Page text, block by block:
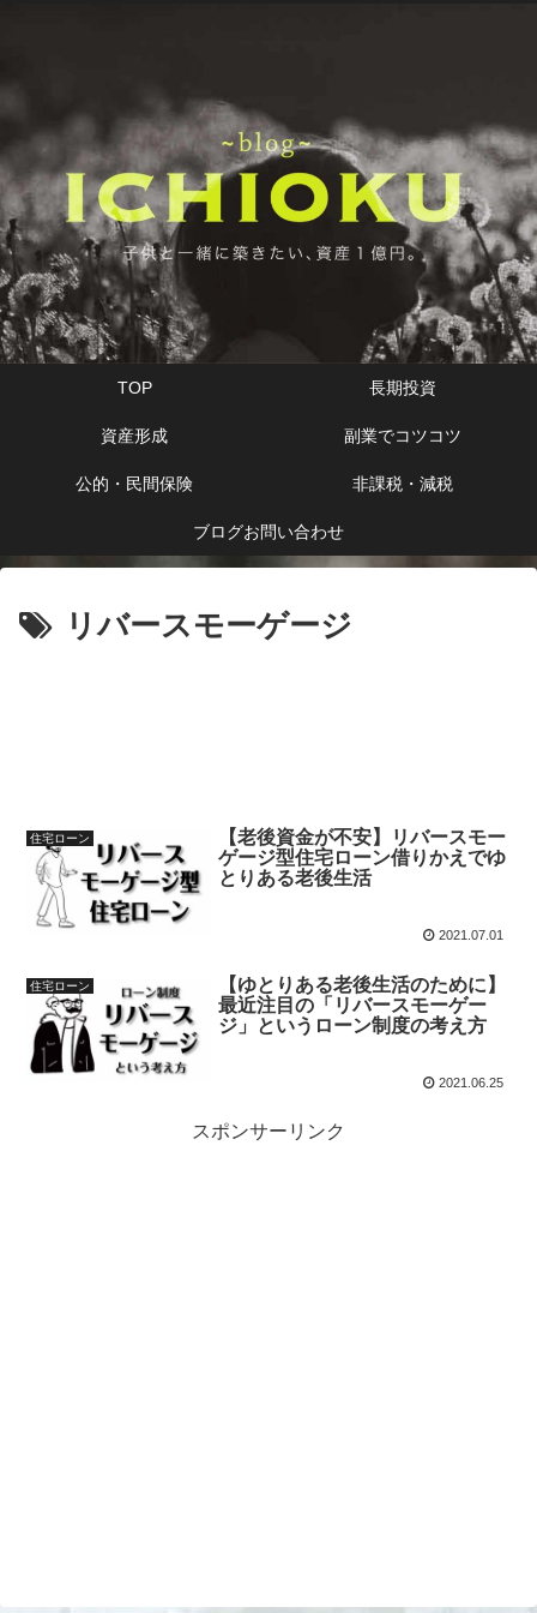
TOP 長期投資
資産形成 副業でコツコツ
公的・民間保険 非課税・減税
ブログお問い合わせ
リバースモーゲージ
住宅ローン
【老後資金が不安】リバースモー
ゲージ型住宅ローン借りかえでゆ
とりある老後生活
2021.07.01
住宅ローン
【ゆとりある老後生活のために】
最近注目の「リバースモーゲー
ジ」というローン制度の考え方
2021.06.25
スポンサーリンク